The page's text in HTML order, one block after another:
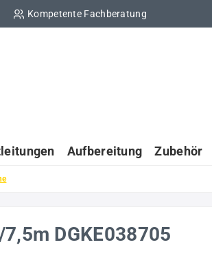
Kompetente Fachberatung
Aufbereitung Zubehör
DGKE038705